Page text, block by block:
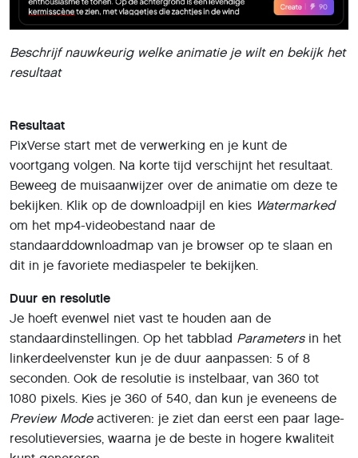
1080 pixels. Kies je 360 of 540, dan kun je eveneens de
Preview Modeactiveren: je ziet dan eerst een paar lage-
resolutieversies, waarna je de beste in hogere kwaliteit
kunt genereren.
OokRatio
beeldverhouding: (horizontaal) 16:9 of 4:3, (vierkant) 1:1, of
(verticaal) 3:4 of 9:16. MetAuto Soundvoeg je
achtergrondgeluid toe door te beschrijven wat je precies
wilt horen, zoals “Vrolijke kermismuziek met attracties en
joelende kinderen”. Activeer jeAuto Speech
tekst laten inspreken. BijStylekies je uit enkele
videostijlen, zoalsAnimeofComic. Houd wel je credits in
credits bij het genereren.